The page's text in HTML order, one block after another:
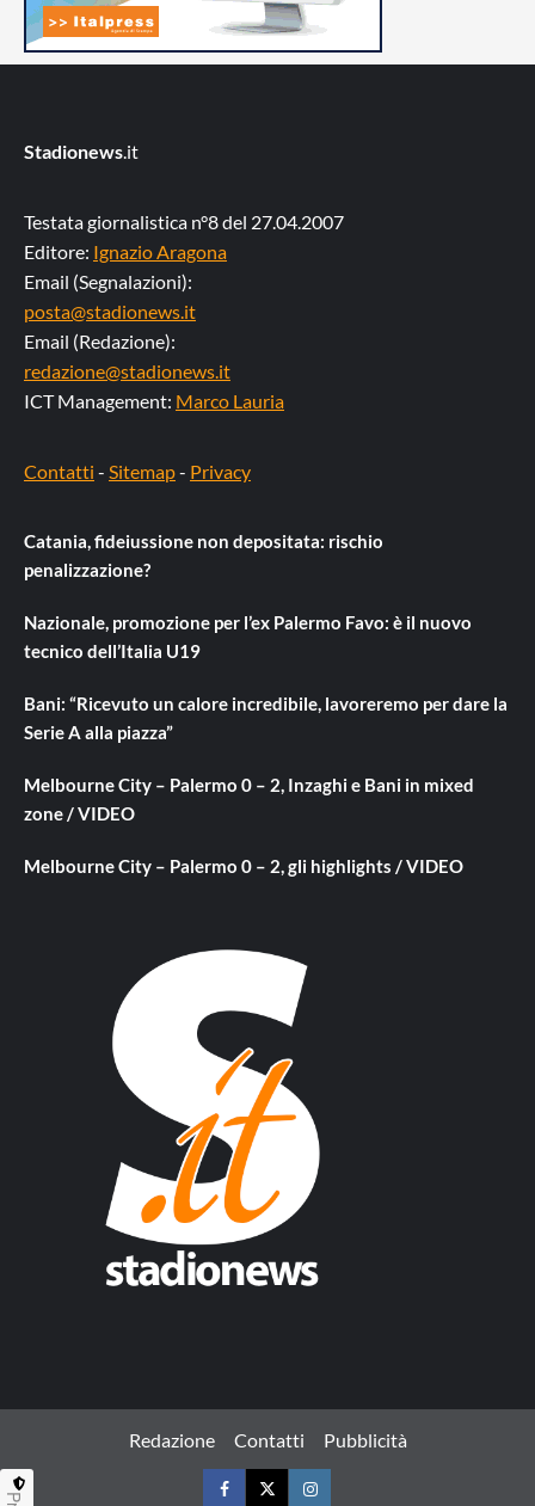
Stadionews.it
Testata giornalistica n°8 del 27.04.2007
Editore: Ignazio Aragona
Email (Segnalazioni):
posta@stadionews.it
Email (Redazione):
redazione@stadionews.it
ICT Management: Marco Lauria
Contatti - Sitemap- Privacy
Catania, fideiussione non depositata: rischio
penalizzazione?
Nazionale, promozione per l’ex Palermo Favo: è il nuovo
tecnico dell’Italia U19
Bani: “Ricevuto un calore incredibile, lavoreremo per dare la
Serie A alla piazza”
Melbourne City – Palermo 0 – 2, Inzaghi e Bani in mixed
zone / VIDEO
Melbourne City – Palermo 0 – 2, gli highlights / VIDEO
Redazione Contatti Pubblicità